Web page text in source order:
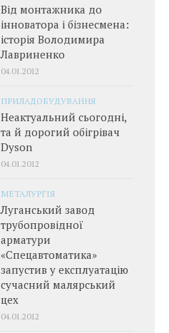
Від монтажника до
інноватора і бізнесмена:
історія Володимира
Лавриненко
04.01.2012
ПРИЛАДОБУДУВАННЯ
Неактуальний сьогодні,
та й дорогий обігрівач
Dyson
04.01.2012
МЕТАЛУРГІЯ
Луганський завод
трубопровідної
арматури
«Спецавтоматика»
запустив у експлуатацію
сучасний малярський
цех
04.01.2012